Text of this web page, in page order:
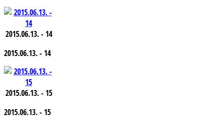
2015.06.13. - 14
2015.06.13. - 14
2015.06.13. - 15
2015.06.13. - 15